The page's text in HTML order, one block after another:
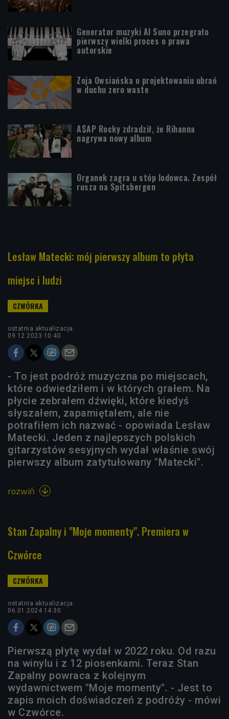
Generator muzyki AI Suno przegrało
pierwszy wielki proces o prawa
autorskie
Zoja Owsiańska o projektowaniu ubrań
w duchu zero waste
A$AP Rocky zdradził, że Rihanna
nagrywa nowy album
Organek zagra u stóp lodowca. Zespół
rusza na Spitsbergen
Lesław Matecki: mój pierwszy album to płyta
miejsc i ludzi
ostatnia aktualizacja:
09.12.2023 10:40
- To jest podróż muzyczna po miejscach,
które odwiedziłem i w których grałem. Na
płycie zebrałem dźwięki, które kiedyś
słyszałem, zapamiętałem, ale nie
potrafiłem ich nazwać - opowiada Lesław
Matecki. Jeden z najlepszych polskich
gitarzystów sesyjnych wydał właśnie swój
pierwszy album zatytułowany "Matecki".
rozwiń 
Stan Zapalny i "Moje momenty". Premiera w
Czwórce
ostatnia aktualizacja:
06.01.2024 14:30
Pierwszą płytę wydał w 2022 roku. Od razu
na winylu i z 12 piosenkami. Teraz Stan
Zapalny powraca z kolejnym
wydawnictwem "Moje momenty". - Jest to
zapis moich doświadczeń z podróży - mówi
w Czwórce.